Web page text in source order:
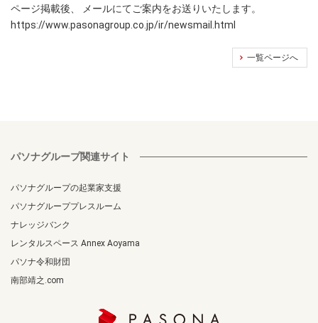
ページ掲載後、 メールにてご案内をお送りいたします。
https://www.pasonagroup.co.jp/ir/newsmail.html
一覧ページへ
パソナグループ関連サイト
パソナグループの起業家支援
パソナグループプレスルーム
ナレッジバンク
レンタルスペース Annex Aoyama
パソナ令和財団
南部靖之.com